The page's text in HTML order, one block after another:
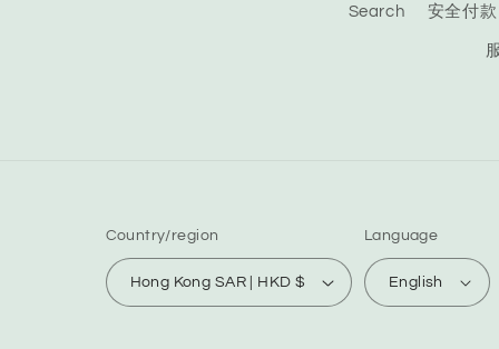
Search 安全付款
Country/region
Hong Kong SAR | HKD $
Language
English